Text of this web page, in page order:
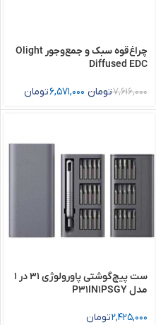
چراغ‌قوه سبک و جمع‌وجور Olight
Diffused EDC
7,616,000تومان 6,571,000تومان
ست پیچ‌گوشتی پاورولوژی ۳۱ در ۱
مدل P31IN1PSGY
2,425,000تومان